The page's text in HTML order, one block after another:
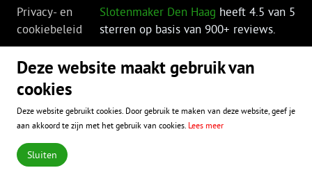
Privacy- en
cookiebeleid
Slotenmaker Den Haag heeft 4.5 van 5
sterren op basis van 900+ reviews.
Deze website maakt gebruik van
cookies
Deze website gebruikt cookies. Door gebruik te maken van deze website, geef je
aan akkoord te zijn met het gebruik van cookies. Lees meer
Sluiten
Nu hulp nodig?
met onze helpdesk!
070 - 345 18 00